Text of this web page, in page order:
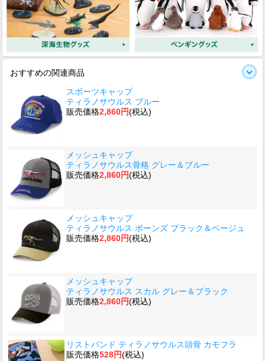
おすすめの関連商品
スポーツキャップ
ティラノサウルス ブルー
販売価格2,860円(税込)
メッシュキャップ
ティラノサウルス骨格 グレー＆ブルー
販売価格2,860円(税込)
メッシュキャップ
ティラノサウルス ボーンズ ブラック＆ベージュ
販売価格2,860円(税込)
メッシュキャップ
ティラノサウルス スカル グレー＆ブラック
販売価格2,860円(税込)
リストバンド ティラノサウルス頭骨 カモフラ
販売価格528円(税込)